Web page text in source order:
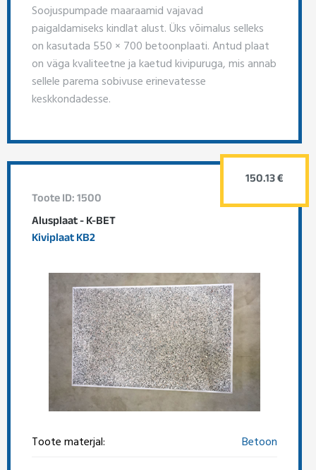
Soojuspumpade maaraamid vajavad
paigaldamiseks kindlat alust. Üks võimalus selleks
on kasutada 550 × 700 betoonplaati. Antud plaat
on väga kvaliteetne ja kaetud kivipuruga, mis annab
sellele parema sobivuse erinevatesse
keskkondadesse.
Toote ID: 1500
Alusplaat - K-BET
Kiviplaat KB2
Toote materjal: Betoon
150.13 €